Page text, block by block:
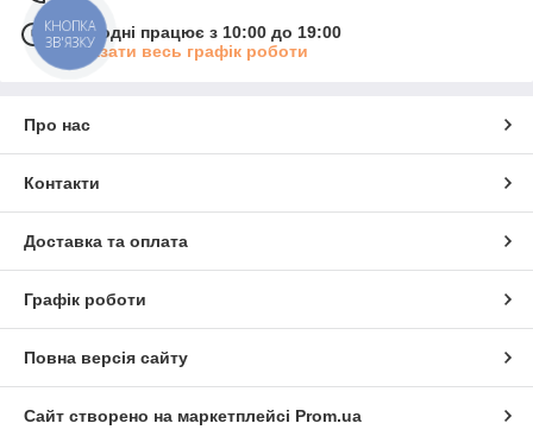
Сьогодні працює з 10:00 до 19:00
Показати весь графік роботи
Про нас
Контакти
Доставка та оплата
Графік роботи
Повна версія сайту
Сайт створено на маркетплейсі Prom.ua
КНОПКА
ЗВ'ЯЗКУ